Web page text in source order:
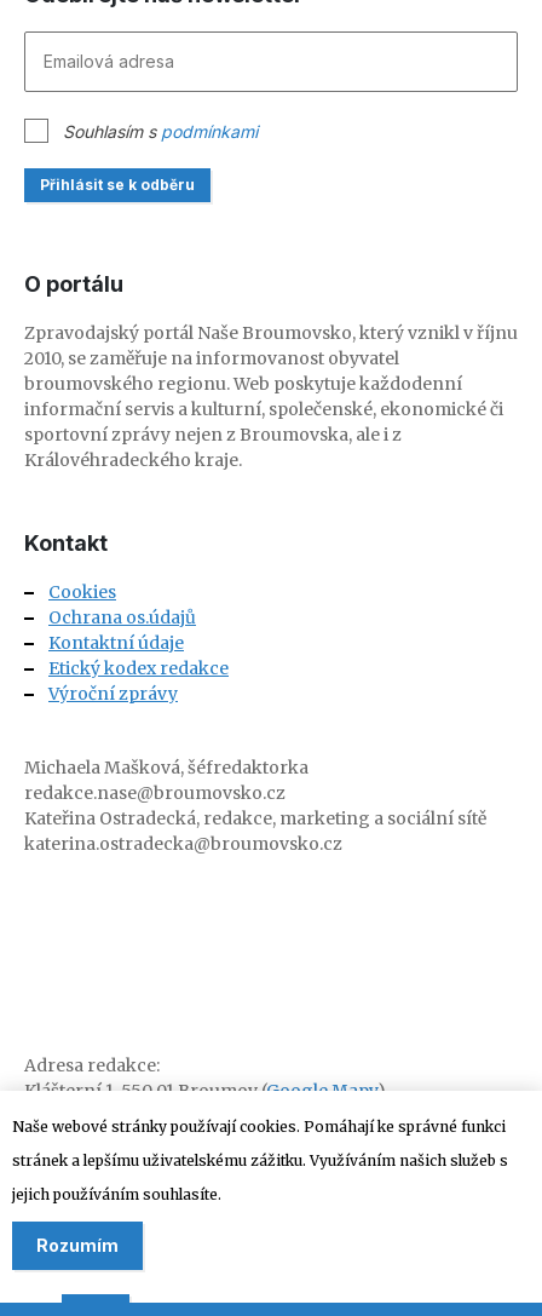
Souhlasím s podmínkami
Přihlásit se k odběru
O portálu
Zpravodajský portál Naše Broumovsko, který vznikl v říjnu
2010, se zaměřuje na informovanost obyvatel
broumovského regionu. Web poskytuje každodenní
informační servis a kulturní, společenské, ekonomické či
sportovní zprávy nejen z Broumovska, ale i z
Královéhradeckého kraje.
Kontakt
Cookies
Ochrana os.údajů
Kontaktní údaje
Etický kodex redakce
Výroční zprávy
Michaela Mašková, šéfredaktorka
redakce.nase@broumovsko.cz
Kateřina Ostradecká, redakce, marketing a sociální sítě
katerina.ostradecka@broumovsko.cz
Adresa redakce:
Klášterní 1, 550 01 Broumov (Google Mapy)
Naše webové stránky používají cookies. Pomáhají ke správné funkci
stránek a lepšímu uživatelskému zážitku. Využíváním našich služeb s
jejich používáním souhlasíte.
Rozumím